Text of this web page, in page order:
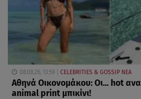
08.08.26, 13:59 CELEBRITIES & GOSSIP ΝΕΑ
Αθηνά Οικονομάκου: Οι... hot
animal print μπικίνι!